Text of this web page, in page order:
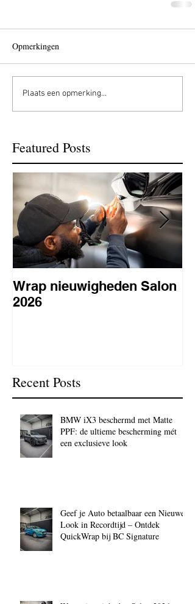
Opmerkingen
Plaats een opmerking...
Featured Posts
Wrap nieuwigheden Salon
2026
Recent Posts
BMW iX3 beschermd met Matte
PPF: de ultieme bescherming mét
een exclusieve look
Geef je Auto betaalbaar een Nieuwe
Look in Recordtijd – Ontdek
QuickWrap bij BC Signature